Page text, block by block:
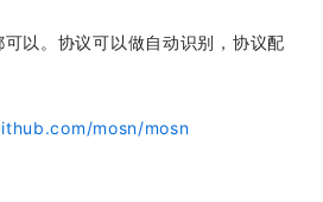
以。协议可以做自动识别，协议配
mosn/mosn